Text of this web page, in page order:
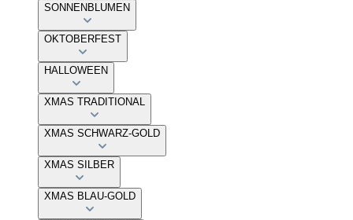
SONNENBLUMEN
OKTOBERFEST
HALLOWEEN
XMAS TRADITIONAL
XMAS SCHWARZ-GOLD
XMAS SILBER
XMAS BLAU-GOLD